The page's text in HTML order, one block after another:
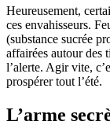
Heureusement,
ces envahisseurs.
(substance sucrée
affairées autour des
l’alerte. Agir vite,
prospérer tout l’été.
L’arme